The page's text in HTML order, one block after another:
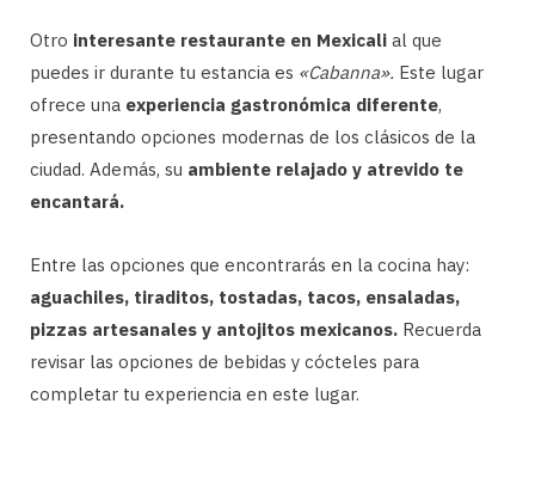
Otro interesante restaurante en Mexicali al que
puedes ir durante tu estancia es «Cabanna». Este lugar
ofrece una experiencia gastronómica diferente,
presentando opciones modernas de los clásicos de la
ciudad. Además, su ambiente relajado y atrevido te
encantará.
Entre las opciones que encontrarás en la cocina hay:
aguachiles, tiraditos, tostadas, tacos, ensaladas,
pizzas artesanales y antojitos mexicanos. Recuerda
revisar las opciones de bebidas y cócteles para
completar tu experiencia en este lugar.